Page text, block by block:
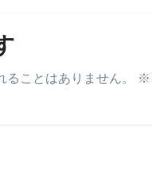
ことはありません。 ※